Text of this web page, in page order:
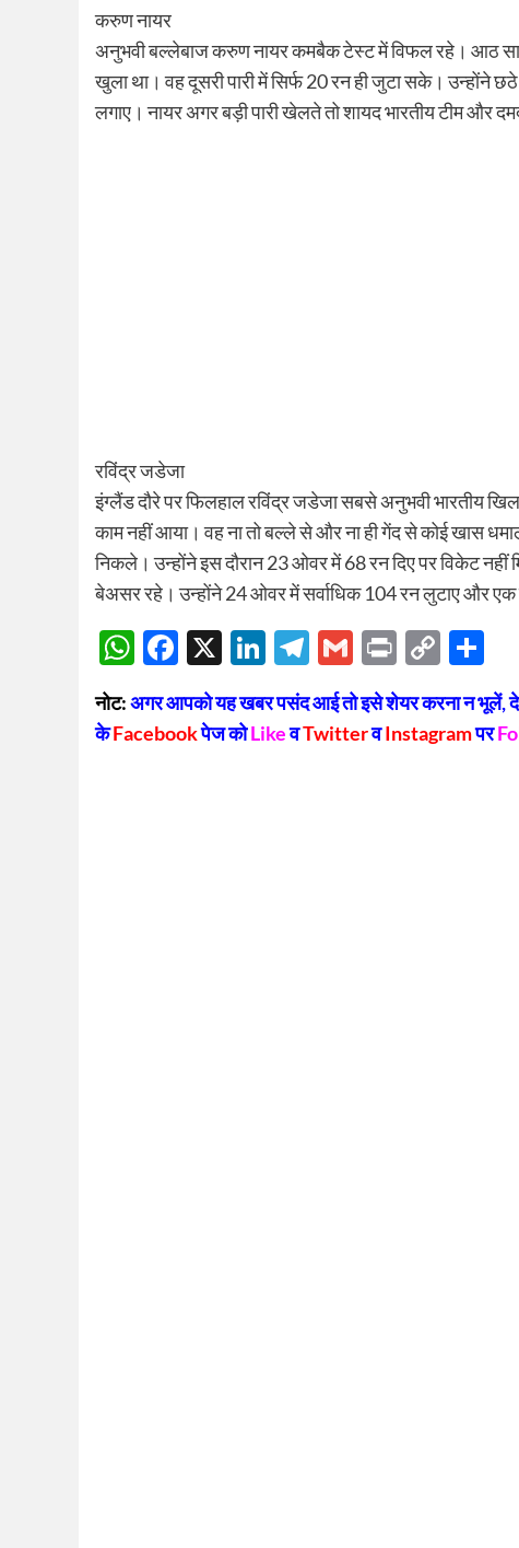
करुण नायर
अनुभवी बल्लेबाज करुण नायर कमबैक टेस्ट में विफल रहे। आठ साल
खुला था। वह दूसरी पारी में सिर्फ 20 रन ही जुटा सके। उन्होंने
लगाए। नायर अगर बड़ी पारी खेलते तो शायद भारतीय टीम और
रविंद्र जडेजा
इंग्लैंड दौरे पर फिलहाल रविंद्र जडेजा सबसे अनुभवी भारतीय
काम नहीं आया। वह ना तो बल्ले से और ना ही गेंद से कोई खास
निकले। उन्होंने इस दौरान 23 ओवर में 68 रन दिए पर विकेट
बेअसर रहे। उन्होंने 24 ओवर में सर्वाधिक 104 रन लुटाए और एक
WhatsApp
Facebook
X LinkedIn
Telegram
GmailPrintCopy
Link
नोट:अगर आपको यह खबर पसंद आई तो इसे शेयर करना न भूलें,
केFacebookपेज कोLikeवTwitterवInstagramपर